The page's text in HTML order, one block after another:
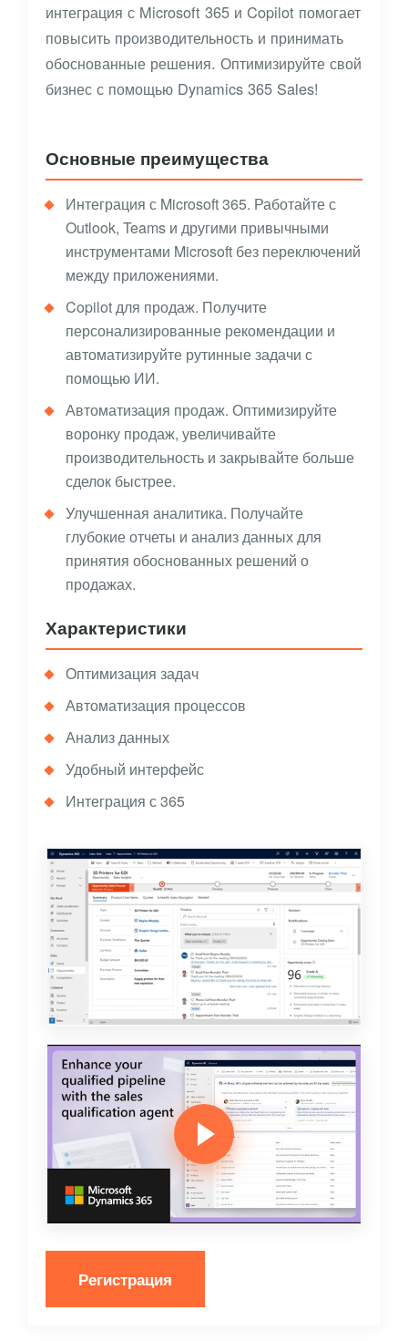
интеграция с Microsoft 365 и Copilot помогает
повысить производительность и принимать
обоснованные решения. Оптимизируйте свой
бизнес с помощью Dynamics 365 Sales!
Основные преимущества
Интеграция с Microsoft 365. Работайте с
Outlook, Teams и другими привычными
инструментами Microsoft без переключений
между приложениями.
Copilot для продаж. Получите
персонализированные рекомендации и
автоматизируйте рутинные задачи с
помощью ИИ.
Автоматизация продаж. Оптимизируйте
воронку продаж, увеличивайте
производительность и закрывайте больше
сделок быстрее.
Улучшенная аналитика. Получайте
глубокие отчеты и анализ данных для
принятия обоснованных решений о
продажах.
Характеристики
Оптимизация задач
Автоматизация процессов
Анализ данных
Удобный интерфейс
Интеграция с 365
Регистрация